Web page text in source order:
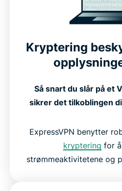
Se hvordan ExpressVPN
Kompatibelt med alle Apple
Dette sier folk om
FAQ: Om VPN-er for Apple
Kryptering
Så snart du slår på et
sikrer det tilkoblingen
ExpressVPN benytter
kryptering for
strømmeaktivitetene og